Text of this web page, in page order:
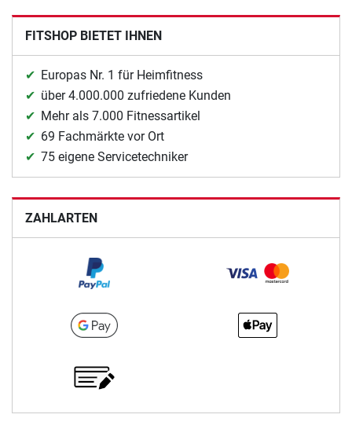
FITSHOP BIETET IHNEN
Europas Nr. 1 für Heimfitness
über 4.000.000 zufriedene Kunden
Mehr als 7.000 Fitnessartikel
69 Fachmärkte vor Ort
75 eigene Servicetechniker
ZAHLARTEN